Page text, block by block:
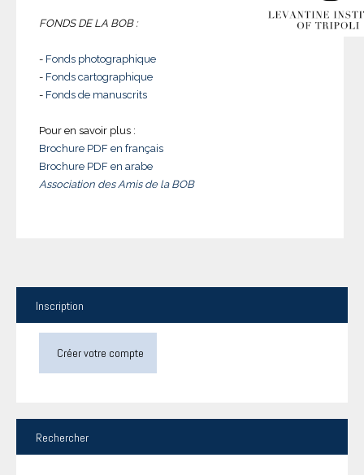
FONDS DE LA BOB :
- Fonds photographique
- Fonds cartographique
- Fonds de manuscrits
Pour en savoir plus :
Brochure PDF en français
Brochure PDF en arabe
Association des Amis de la BOB
Inscription
Créer votre compte
Rechercher